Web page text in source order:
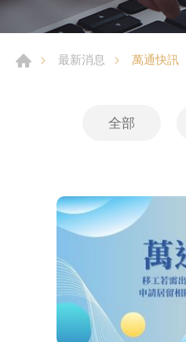
最新消息 萬通快訊
全部